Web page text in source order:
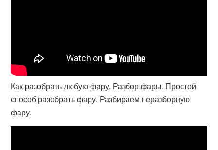
Как разобрать любую фару. Разбор фары. Простой
способ разобрать фару. Разбираем неразборную
фару.